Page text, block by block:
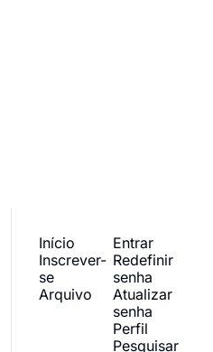
Início
Inscrever-
se
Arquivo
Entrar
Redefinir
senha
Atualizar
senha
Perfil
Pesquisar